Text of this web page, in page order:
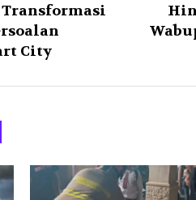
Transformasi
City